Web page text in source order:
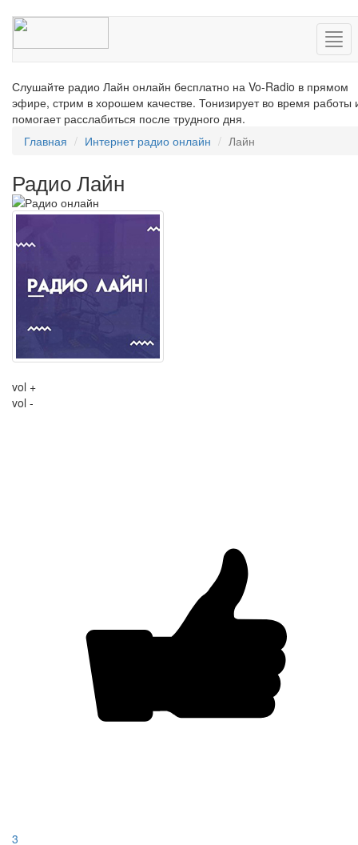
Слушайте радио Лайн онлайн бесплатно на Vo-Radio в прямом
эфире, стрим в хорошем качестве. Тонизирует во время работы
помогает расслабиться после трудного дня.
Главная
Интернет радио онлайн Лайн
Радио Лайн
vol +
vol -
3